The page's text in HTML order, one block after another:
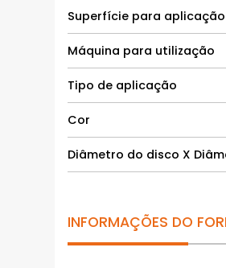
Superfície para aplicação
Máquina para utilização
Tipo de aplicação
Cor
Diâmetro do disco X
INFORMAÇÕES DO